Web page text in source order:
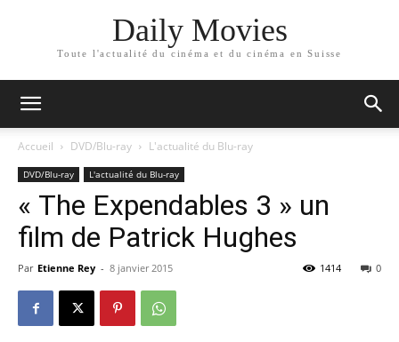
Daily Movies
Toute l'actualité du cinéma et du cinéma en Suisse
Accueil DVD/Blu-ray L'actualité du Blu-ray
DVD/Blu-ray L'actualité du Blu-ray
« The Expendables 3 » un
film de Patrick Hughes
Par Etienne Rey - 8 janvier 2015 0
1414